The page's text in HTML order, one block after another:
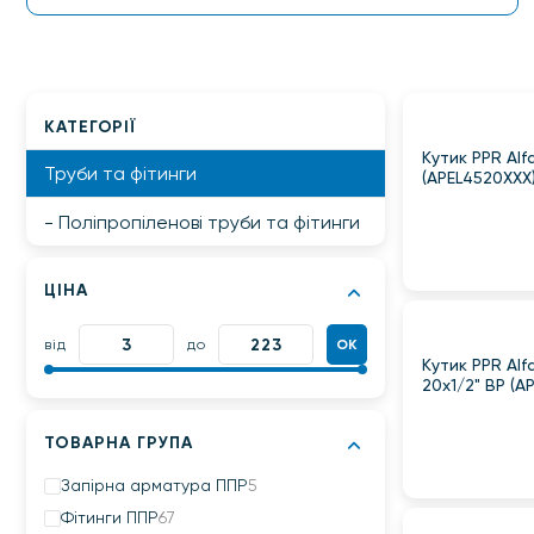
КАТЕГОРІЇ
Труби та фітинги
- Поліпропіленові труби та фітинги
ЦІНА
від до ОК
ТОВАРНА ГРУПА
Запірна арматура ППР5
Фітинги ППР67
Кутик PPR
(APEL4520XXX)
Кутик PPR
20х1/2" ВР